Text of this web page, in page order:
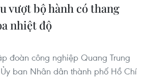
vượt bộ hành có thang
nhiệt độ
đoàn công nghiệp Quang Trung
ban Nhân dân thành phố Hồ Chí